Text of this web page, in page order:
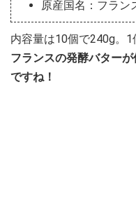
原産国名：フラン
内容量は10個で240g。1
フランスの発酵バター
ですね！